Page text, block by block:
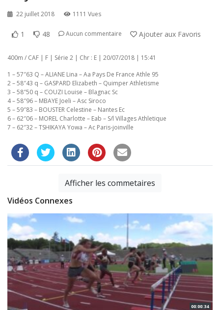
22 juillet 2018 1111 Vues
1 48 Aucun commentaire Ajouter aux Favoris
400m / CAF | F | Série 2 | Chr : E | 20/07/2018 | 15:41
1 – 57″63 Q – ALIANE Lina – Aa Pays De France Athle 95
2 – 58″43 q – GASPARD Elizabeth – Quimper Athletisme
3 – 58″50 q – COUZI Louise – Blagnac Sc
4 – 58″96 – MBAYE Joeli – Asc Siroco
5 – 59″83 – BOUSTER Celestine – Nantes Ec
6 – 62″06 – MOREL Charlotte – Eab – S/l Villages Athletique
7 – 62″32 – TSHIKAYA Yowa – Ac Paris-joinville
Afficher les commetaires
Vidéos Connexes
00:00:34